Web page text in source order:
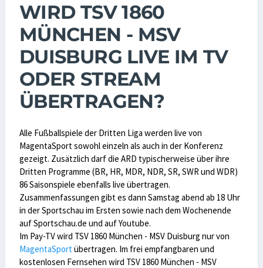
WIRD TSV 1860
MÜNCHEN - MSV
DUISBURG LIVE IM TV
ODER STREAM
ÜBERTRAGEN?
Alle Fußballspiele der Dritten Liga werden live von
MagentaSport sowohl einzeln als auch in der Konferenz
gezeigt. Zusätzlich darf die ARD typischerweise über ihre
Dritten Programme (BR, HR, MDR, NDR, SR, SWR und WDR)
86 Saisonspiele ebenfalls live übertragen.
Zusammenfassungen gibt es dann Samstag abend ab 18 Uhr
in der Sportschau im Ersten sowie nach dem Wochenende
auf Sportschau.de und auf Youtube.
Im Pay-TV wird TSV 1860 München - MSV Duisburg nur von
MagentaSportübertragen. Im frei empfangbaren und
kostenlosen Fernsehen wird TSV 1860 München - MSV